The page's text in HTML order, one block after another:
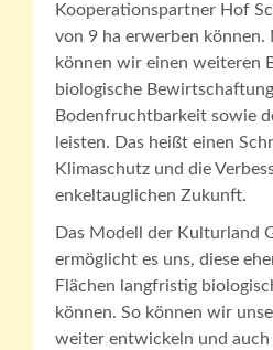
Kooperationspartner Hof
von 9 ha erwerben können.
können wir einen weiteren
biologische
Bodenfruchtbarkeit sowie
leisten. Das heißt einen
Klimaschutz und die
enkeltauglichen Zukunft.
Das Modell der Kulturland
ermöglicht es uns, diese
Flächen langfristig
können. So können wir
weiter entwickeln und auch